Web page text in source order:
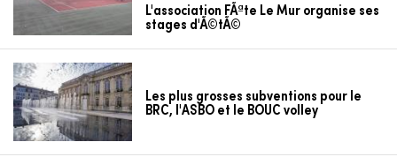
L'association FÃªte Le Mur organise ses
stages d'Ã©tÃ©
Les plus grosses subventions pour le
BRC, l'ASBO et le BOUC volley